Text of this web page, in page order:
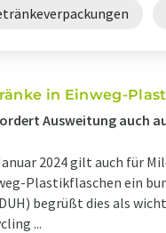
in Einweg-
Ausweitung auch
2024 gilt auch für
Plastikflaschen ein
begrüßt dies als
...